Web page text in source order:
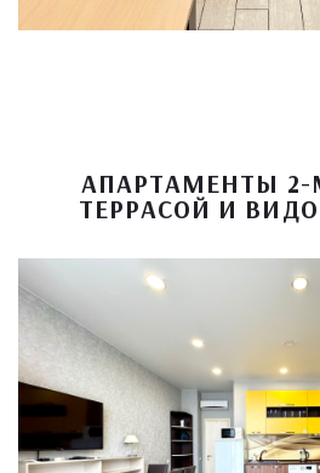
АПАРТАМЕНТЫ
ТЕРРАСОЙ И